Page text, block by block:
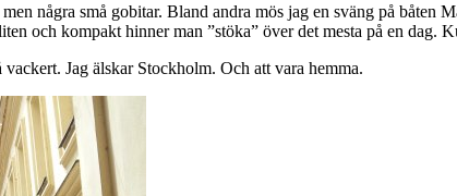
några små gobitar. Bland andra mös jag en sväng på
och kompakt hinner man ”stöka” över det mesta på en dag.
Jag älskar Stockholm. Och att vara hemma.